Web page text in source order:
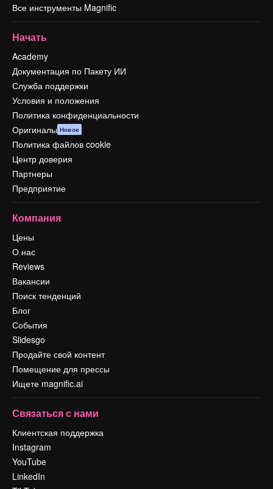
Все инструменты Magnific
Начать
Academy
Документация по Пакету ИИ
Служба поддержки
Условия и положения
Политика конфиденциальности
Оригиналы Новое
Политика файлов cookie
Центр доверия
Партнеры
Предприятие
Компания
Цены
О нас
Reviews
Вакансии
Поиск тенденций
Блог
События
Slidesgo
Продайте свой контент
Помещение для прессы
Ищете magnific.ai
Связаться с нами
Клиентская поддержка
Instagram
YouTube
LinkedIn